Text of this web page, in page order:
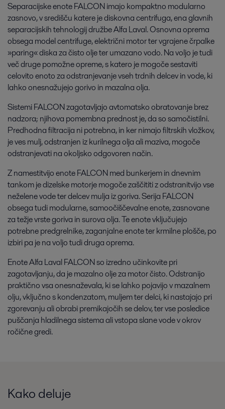
Separacijske enote FALCON imajo kompaktno modularno
zasnovo, v središču katere je diskovna centrifuga, ena glavnih
separacijskih tehnologij družbe Alfa Laval. Osnovna oprema
obsega model centrifuge, električni motor ter vgrajene črpalke
»paring« diska za čisto olje ter umazano vodo. Na voljo je tudi
več druge pomožne opreme, s katero je mogoče sestaviti
celovito enoto za odstranjevanje vseh trdnih delcev in vode, ki
lahko onesnažujejo gorivo in mazalna olja.
Sistemi FALCON zagotavljajo avtomatsko obratovanje brez
nadzora; njihova pomembna prednost je, da so samočistilni.
Predhodna filtracija ni potrebna, in ker nimajo filtrskih vložkov,
je ves mulj, odstranjen iz kurilnega olja ali maziva, mogoče
odstranjevati na okoljsko odgovoren način.
Z namestitvijo enote FALCON med bunkerjem in dnevnim
tankom je dizelske motorje mogoče zaščititi z odstranitvijo vse
neželene vode ter delcev mulja iz goriva. Serija FALCON
obsega tudi modularne, samoočiščevalne enote, zasnovane
za težje vrste goriva in surova olja. Te enote vključujejo
potrebne predgrelnike, zaganjalne enote ter krmilne plošče, po
izbiri pa je na voljo tudi druga oprema.
Enote Alfa Laval FALCON so izredno učinkovite pri
zagotavljanju, da je mazalno olje za motor čisto. Odstranijo
praktično vsa onesnaževala, ki se lahko pojavijo v mazalnem
olju, vključno s kondenzatom, muljem ter delci, ki nastajajo pri
zgorevanju ali obrabi premikajočih se delov, ter vse posledice
puščanja hladilnega sistema ali vstopa slane vode v okrov
ročične gredi.
Kako deluje